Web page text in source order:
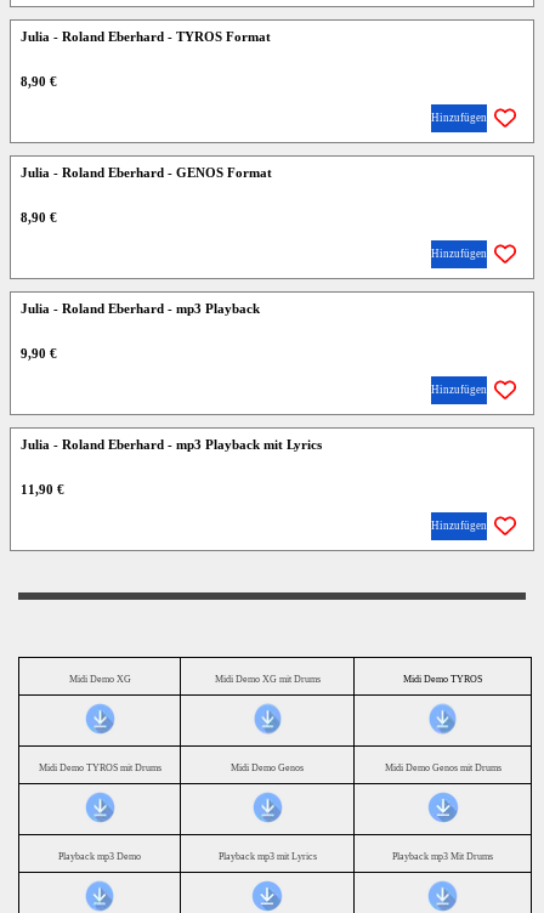
Julia - Roland Eberhard - TYROS Format
8,90 €
Hinzufügen
Julia - Roland Eberhard - GENOS Format
8,90 €
Hinzufügen
Julia - Roland Eberhard - mp3 Playback
9,90 €
Hinzufügen
Julia - Roland Eberhard - mp3 Playback mit Lyrics
11,90 €
Hinzufügen
Midi Demo XG Midi Demo XG mit Drums Midi Demo TYROS
Midi Demo TYROS mit Drums Midi Demo Genos Midi Demo Genos mit Drums
Playback mp3 Demo Playback mp3 mit Lyrics Playback mp3 Mit Drums